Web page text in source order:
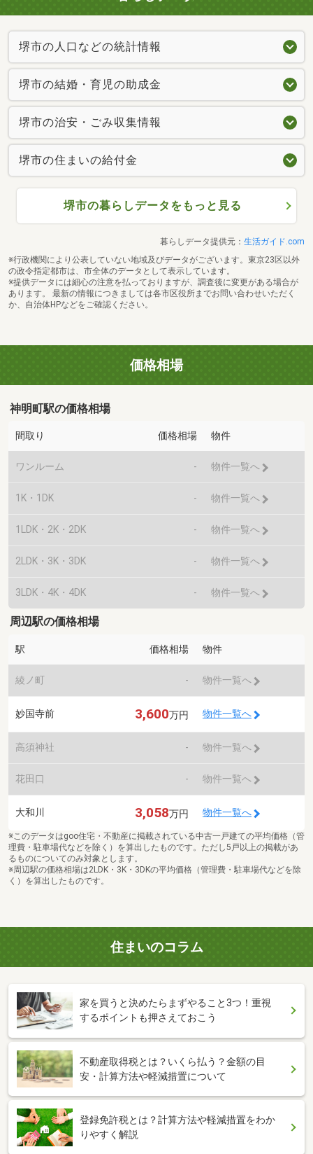
堺市の人口などの統計情報
堺市の結婚・育児の助成金
堺市の治安・ごみ収集情報
堺市の住まいの給付金
堺市の暮らしデータをもっと見る
暮らしデータ提供元： 生活ガイド.com
※行政機関により公表していない地域及びデータがございます。東京23区以外
の政令指定都市は、市全体のデータとして表示しています。
※提供データには細心の注意を払っておりますが、調査後に変更がある場合が
あります。 最新の情報につきましては各市区役所までお問い合わせいただく
か、自治体HPなどをご確認ください。
価格相場
神明町駅の価格相場
間取り 価格相場 物件
ワンルーム - 物件一覧へ
1K・1DK - 物件一覧へ
1LDK・2K・2DK - 物件一覧へ
2LDK・3K・3DK - 物件一覧へ
3LDK・4K・4DK - 物件一覧へ
周辺駅の価格相場
駅 価格相場 物件
綾ノ町 - 物件一覧へ
妙国寺前 3,600万円 物件一覧へ
高須神社 - 物件一覧へ
花田口 - 物件一覧へ
大和川 3,058万円 物件一覧へ
※このデータはgoo住宅・不動産に掲載されている中古一戸建ての平均価格（管
理費・駐車場代などを除く）を算出したものです。ただし5戸以上の掲載があ
るものについてのみ対象とします。
※周辺駅の価格相場は2LDK・3K・3DKの平均価格（管理費・駐車場代などを除
く）を算出したものです。
住まいのコラム
家を買うと決めたらまずやること3つ！重視
するポイントも押さえておこう
不動産取得税とは？いくら払う？金額の目
安・計算方法や軽減措置について
登録免許税とは？計算方法や軽減措置をわか
りやすく解説